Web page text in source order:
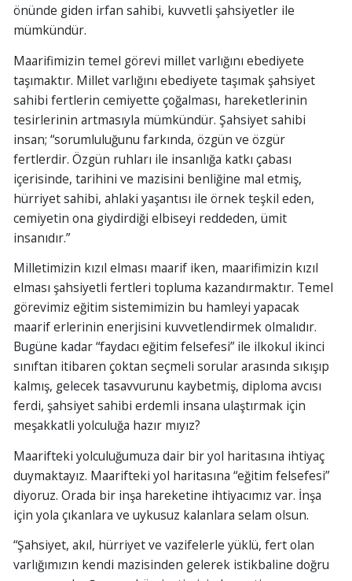
önünde giden irfan sahibi, kuvvetli şahsiyetler ile
mümkündür.
Maarifimizin temel görevi millet varlığını ebediyete
taşımaktır. Millet varlığını ebediyete taşımak şahsiyet
sahibi fertlerin cemiyette çoğalması, hareketlerinin
tesirlerinin artmasıyla mümkündür. Şahsiyet sahibi
insan; “sorumluluğunu farkında, özgün ve özgür
fertlerdir. Özgün ruhları ile insanlığa katkı çabası
içerisinde, tarihini ve mazisini benliğine mal etmiş,
hürriyet sahibi, ahlaki yaşantısı ile örnek teşkil eden,
cemiyetin ona giydirdiği elbiseyi reddeden, ümit
insanıdır.”
Milletimizin kızıl elması maarif iken, maarifimizin kızıl
elması şahsiyetli fertleri topluma kazandırmaktır. Temel
görevimiz eğitim sistemimizin bu hamleyi yapacak
maarif erlerinin enerjisini kuvvetlendirmek olmalıdır.
Bugüne kadar “faydacı eğitim felsefesi” ile ilkokul ikinci
sınıftan itibaren çoktan seçmeli sorular arasında sıkışıp
kalmış, gelecek tasavvurunu kaybetmiş, diploma avcısı
ferdi, şahsiyet sahibi erdemli insana ulaştırmak için
meşakkatli yolculuğa hazır mıyız?
Maarifteki yolculuğumuza dair bir yol haritasına ihtiyaç
duymaktayız. Maarifteki yol haritasına “eğitim felsefesi”
diyoruz. Orada bir inşa hareketine ihtiyacımız var. İnşa
için yola çıkanlara ve uykusuz kalanlara selam olsun.
“Şahsiyet, akıl, hürriyet ve vazifelerle yüklü, fert olan
varlığımızın kendi mazisinden gelerek istikbaline doğru